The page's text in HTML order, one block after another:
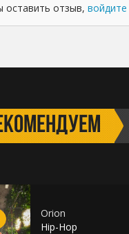
оставить отзыв, войдите
Orion
Hip-Hop